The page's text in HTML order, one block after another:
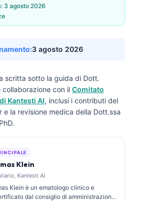
3 agosto 2026
3 agosto 2026
scritta sotto la guida di Dott.
collaborazione con il Comitato
Kantesti AI, inclusi i contributi del
e la revisione medica della Dott.ssa
Klein
Kantesti AI
Klein è un ematologo clinico e
dal consiglio di amministrazione,